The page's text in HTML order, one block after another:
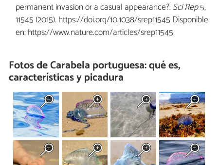
permanent invasion or a casual appearance?. Sci Rep5,
11545 (2015). https://doi.org/10.1038/srep11545 Disponible
en: https://www.nature.com/articles/srep11545
Fotos de Carabela portuguesa: qué es,
características y picadura